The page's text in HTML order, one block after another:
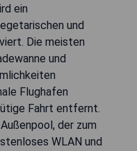
ein
und
Die meisten
und
Flughafen
Fahrt entfernt.
der zum
WLAN und